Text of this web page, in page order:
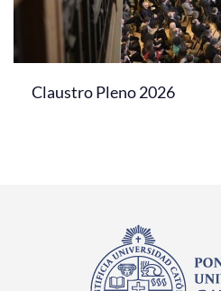
Claustro Pleno 2026